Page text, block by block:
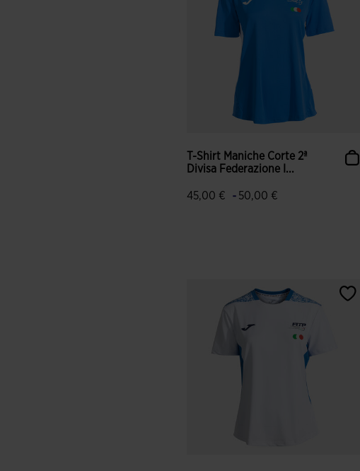
T-Shirt Maniche Corte 2ª
Divisa Federazione I...
45,00 € - 50,00 €